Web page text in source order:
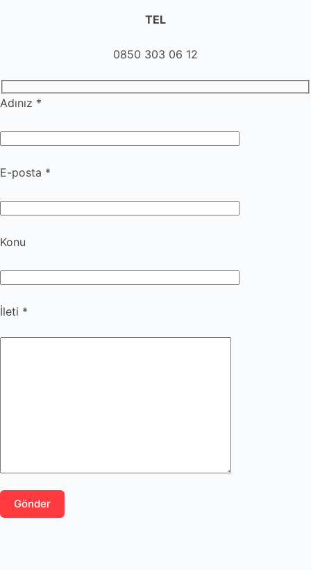
TEL
0850 303 06 12
Adınız *
E-posta *
Konu
İleti *